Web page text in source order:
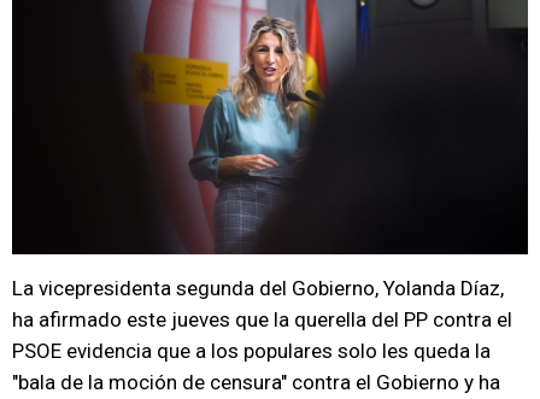
La vicepresidenta segunda del Gobierno, Yolanda Díaz,
ha afirmado este jueves que la querella del PP contra el
PSOE evidencia que a los populares solo les queda la
"bala de la moción de censura" contra el Gobierno y ha